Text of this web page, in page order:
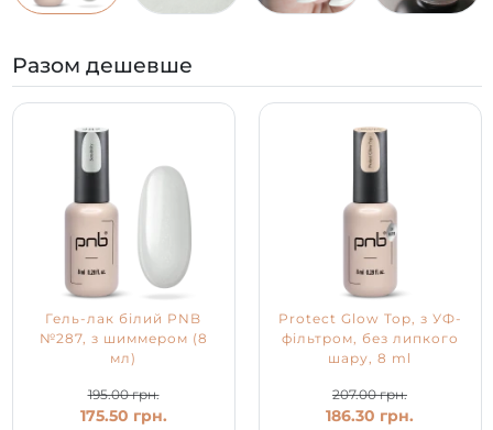
Разом дешевше
Гель-лак білий PNB
№287, з шиммером (8
мл)
195.00 грн.
175.50 грн.
Protect Glow Top, з УФ-
фільтром, без липкого
шару, 8 ml
207.00 грн.
186.30 грн.